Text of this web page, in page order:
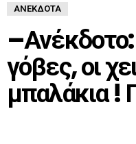
ΑΝΈΚΔΟΤΑ
γόβες, οι
μπαλάκια !